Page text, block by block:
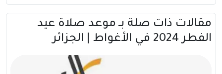
مقالات ذات صلة بــ موعد صلاة عيد
الفطر 2024 في الأغواط | الجزائر